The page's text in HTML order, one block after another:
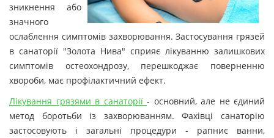
зникнення або
значного
ослаблення симптомів захворювання. Застосування грязей
в санаторії "Золота Нива" сприяє лікуванню залишкових
симптомів остеохондрозу, перешкоджає поверненню
хвороби, має профілактичний ефект.
Лікування грязями в санаторії - основний, але не єдиний
метод боротьби із захворюванням. Фахівці санаторію
застосовують і загальні процедури - рапниє ванни,